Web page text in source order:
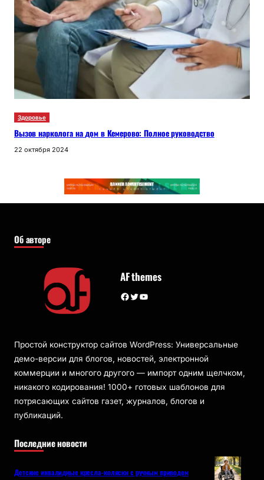
Здоровье
Вызов нарколога на дом в Кемерово: Полное руководство
22 октября 2024
Об авторе
AF themes
Facebook Twitter YouTube
Простой конструктор сайтов WordPress: Универсальные
демо-версии для блогов, новостей, электронной
коммерции и многого другого — импорт одним щелчком,
никакого кодирования! 1000+ готовых шаблонов для
потрясающих сайтов газет, журналов, блогов и
публикаций.
Последние новости
Детские инвалидные кресла-коляски с ручным приводом